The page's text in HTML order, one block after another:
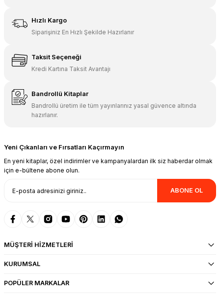
Hızlı Kargo
Siparişiniz En Hızlı Şekilde Hazırlanır
Taksit Seçeneği
Kredi Kartına Taksit Avantajı
Bandrollü Kitaplar
Bandrollü üretim ile tüm yayınlarınız yasal güvence altında
hazırlanır.
Yeni Çıkanları ve Fırsatları Kaçırmayın
En yeni kitaplar, özel indirimler ve kampanyalardan ilk siz haberdar olmak
için e-bültene abone olun.
ABONE OL
MÜŞTERİ HİZMETLERİ
KURUMSAL
POPÜLER MARKALAR